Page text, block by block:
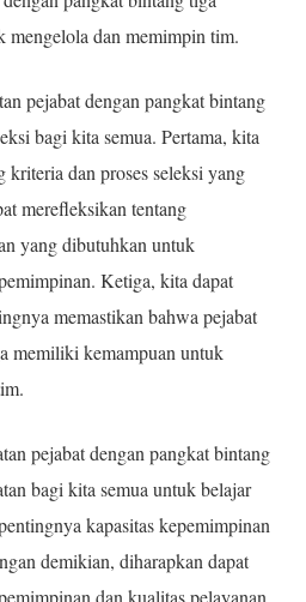
dan memimpin tim.
pejabat dengan pangkat bintang
bagi kita semua. Pertama, kita
kriteria dan proses seleksi yang
merefleksikan tentang
yang dibutuhkan untuk
Ketiga, kita dapat
memastikan bahwa pejabat
memiliki kemampuan untuk
pejabat dengan pangkat bintang
bagi kita semua untuk belajar
kapasitas kepemimpinan
demikian, diharapkan dapat